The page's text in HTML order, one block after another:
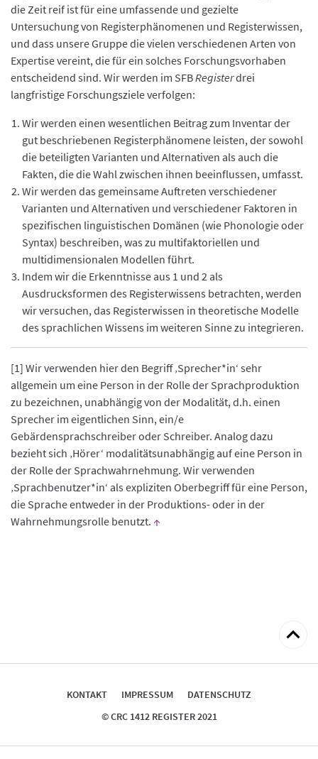
die Zeit reif ist für eine umfassende und gezielte
Untersuchung von Registerphänomenen und Registerwissen,
und dass unsere Gruppe die vielen verschiedenen Arten von
Expertise vereint, die für ein solches Forschungsvorhaben
entscheidend sind. Wir werden im SFBRegisterdrei
langfristige Forschungsziele verfolgen:
Wir werden einen wesentlichen Beitrag zum Inventar der
gut beschriebenen Registerphänomene leisten, der sowohl
die beteiligten Varianten und Alternativen als auch die
Fakten, die die Wahl zwischen ihnen beeinflussen, umfasst.
Wir werden das gemeinsame Auftreten verschiedener
Varianten und Alternativen und verschiedener Faktoren in
spezifischen linguistischen Domänen (wie Phonologie oder
Syntax) beschreiben, was zu multifaktoriellen und
multidimensionalen Modellen führt.
Indem wir die Erkenntnisse aus 1 und 2 als
Ausdrucksformen des Registerwissens betrachten, werden
wir versuchen, das Registerwissen in theoretische Modelle
des sprachlichen Wissens im weiteren Sinne zu integrieren.
[1] Wir verwenden hier den Begriff ‚Sprecher*in‘ sehr
allgemein um eine Person in der Rolle der Sprachproduktion
zu bezeichnen, unabhängig von der Modalität, d.h. einen
Sprecher im eigentlichen Sinn, ein/e
Gebärdensprachschreiber oder Schreiber. Analog dazu
bezieht sich ‚Hörer‘ modalitätsunabhängig auf eine Person in
der Rolle der Sprachwahrnehmung. Wir verwenden
‚Sprachbenutzer*in‘ als expliziten Oberbegriff für eine Person,
die Sprache entweder in der Produktions- oder in der
Wahrnehmungsrolle benutzt. ↑
zum
KONTAKT IMPRESSUM
DATENSCHUTZ
© CRC 1412 REGISTER 2021